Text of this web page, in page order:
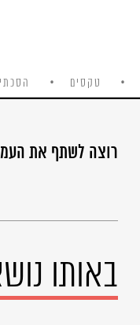
טקסים
רוצה לשתף את
באותו